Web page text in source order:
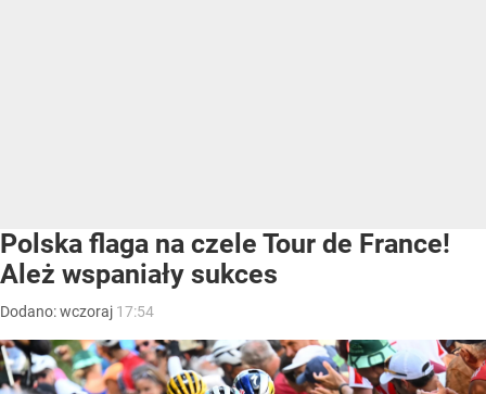
Polska flaga na czele Tour de France!
Ależ wspaniały sukces
Dodano:wczoraj 17:54